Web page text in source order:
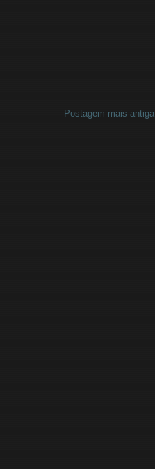
Postagem mais antiga